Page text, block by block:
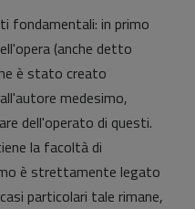
fondamentali: in primo
(anche detto
è stato creato
medesimo,
dell'operato di questi.
la facoltà di
è strettamente legato
particolari tale rimane,